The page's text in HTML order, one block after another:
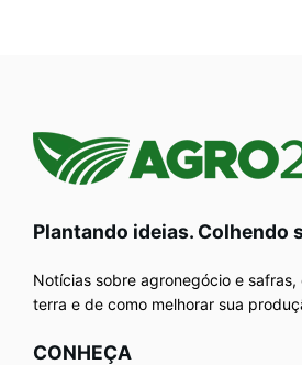
Plantando ideias. Colhendo
Notícias sobre agronegócio e
terra e de como melhorar sua
CONHEÇA